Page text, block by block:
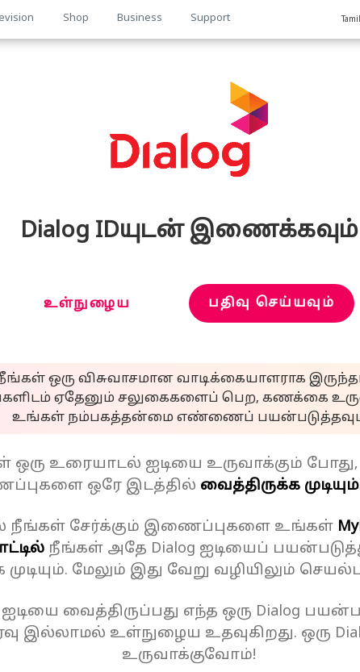
Shop Business Support Tamil
Dialog IDயுடன் இணைக்கவும்
உள்நுழைய பதிவு செய்யவும்
ஒரு விசுவாசமான வாடிக்கையாளராக
ஏதேனும் சலுகைகளைப் பெற, கணக்கை
உங்கள் நம்பகத்தன்மை எண்ணைப்
ஒரு உரையாடல் ஐடியை உருவாக்கும்
ஒரே இடத்தில் வைத்திருக்க
நீங்கள் சேர்க்கும் இணைப்புகளை உங்கள்
நீங்கள் அதே Dialog ஐடியைப்
முடியும். மேலும் இது வேறு வழியிலும்
ஐடியை வைத்திருப்பது எந்த ஒரு Dialog
இல்லாமல் உள்நுழைய உதவுகிறது. ஒரு
உருவாக்குவோம்!